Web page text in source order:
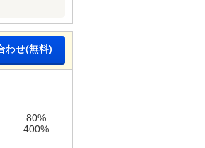
わせ(無料)
80%
400%